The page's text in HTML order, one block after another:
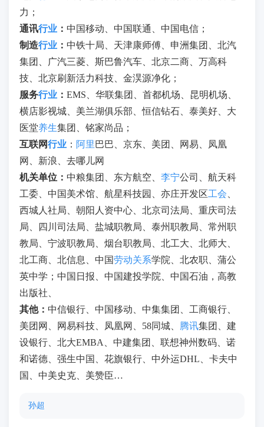
力；
通讯行业 ： 中国移动、中国联通、中国电信；
制造行业 ： 中铁十局、天津康师傅、申洲集团、北汽
集团、广汽三菱、斯巴鲁汽车、北京二商、万高科
技、北京刷新活力科技、金淏源净化；
服务行业 ： EMS、华联集团、首都机场、昆明机场、
横店影视城、美兰湖俱乐部、恒信钻石、泰美好、大
医堂养生集团、铭家尚品；
互联网行业 ： 阿里 巴巴、京东、美团、网易、凤凰
网、新浪、去哪儿网
机关单位 ： 中粮集团、东方航空、 李宁公司、航天科
工委、中国美术馆、航星科技园、亦庄开发区工会
西城人社局、朝阳人资中心、北京司法局、重庆司法
局、四川司法局、盐城职教局、泰州职教局、常州职
教局、宁波职教局、烟台职教局、北工大、北师大、
北工商、北信息、中国劳动关系学院、北农职、蒲公
英中学；中国日报、中国建投学院、中国石油，高教
出版社、
其他： 中信银行、中国移动、中集集团、工商银行、
美团网、网易科技、凤凰网、58同城、 腾讯集团、建
设银行、北大EMBA、中建集团、联想神州数码、诺
和诺德、强生中国、花旗银行、中外运DHL、卡夫中
国、中美史克、美赞臣…
孙超